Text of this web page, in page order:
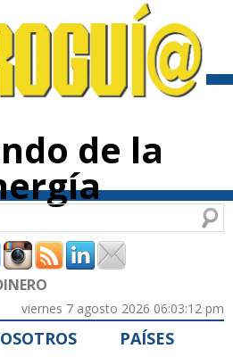
de la
viernes 7 agosto 2026 06:03:12 pm
PAÍSES